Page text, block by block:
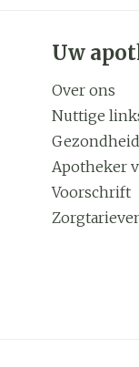
Uw
Over ons
Nuttige
Apotheker
Voorschrift